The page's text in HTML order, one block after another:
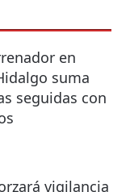
en
suma
seguidas con
vigilancia